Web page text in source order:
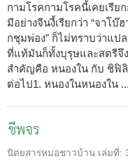
กามโรคกามโรคนี้เคยเรียก
มีอย่างจีนงี้เรียกว่า “จาโบ๊
กชุมพ่อง” ก็ไม่ทราบว่าแป
ที่แท้มันก็ทั้งบุรุษและสตรีจึ
สำคัญคือ หนองใน กับ ชิฟิ
ต่อไป1. หนองในหนองใน ...
ชีพจร
นิตยสารหมอชาวบ้าน เล่มที่: